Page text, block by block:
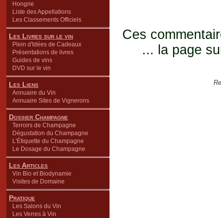
Hongrie
Liste des Appellations
Les Classements Officiels
Les Livres sur le vin
Plein d'Idées de Cadeaux
Présentations de livres
Guides de vins
DVD sur le vin
Les Liens
Annuaire du Vin
Annuaire Sites de Vignerons
Dossier Champagne
Terroirs de Champagne
Dégustation du Champagne
L'Étiquette du Champagne
Le Dosage du Champagne
Les Articles
Vin Bio et Biodynamie
Visites de Domaine
Pratique
Les Salons du Vin
Les Verres à Vin
Ces
... la page